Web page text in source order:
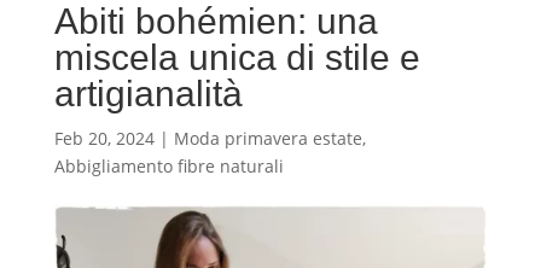
Abiti bohémien: una
miscela unica di stile e
artigianalità
Feb 20, 2024| Moda primavera estate,
Abbigliamento fibre naturali